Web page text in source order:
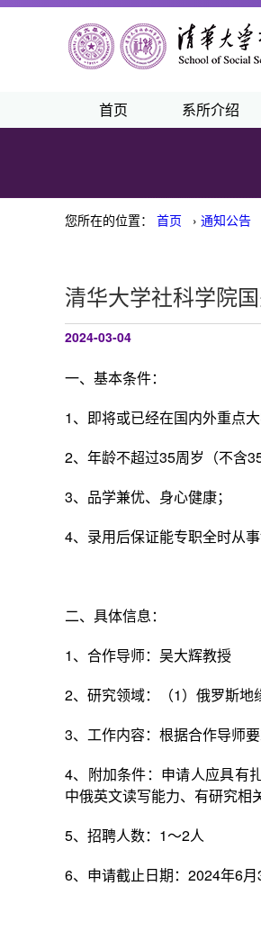
首页 系所介绍
您所在的位置： 首页 › 通知公告
清华大学社科学院
2024-03-04
一、基本条件：
1、即将或已经在国内外重点
2、年龄不超过35周岁（不含
3、品学兼优、身心健康；
4、录用后保证能专职全时从事
二、具体信息：
1、合作导师：吴大辉教授
2、研究领域：（1）俄罗斯地
3、工作内容：根据合作导师
4、附加条件：申请人应具有
中俄英文读写能力、有研究相
5、招聘人数： 1～2人
6、申请截止日期： 2024年6月